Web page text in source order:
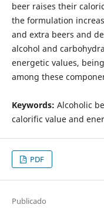
beer raises their
the formulation
and extra beers and
alcohol and
energetic values,
among these
Keywords: Alcoholic
calorific value and
PDF
Publicado